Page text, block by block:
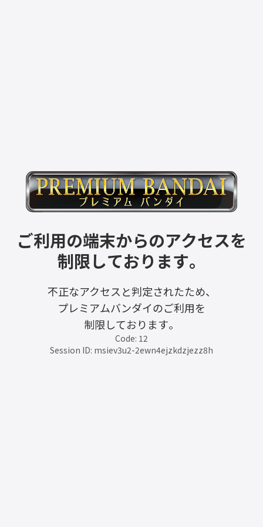
ご利用の端末からのアクセスを
制限しております。
不正なアクセスと判定されたため、
プレミアムバンダイのご利用を
制限しております。
Code: 12
Session ID: msiev3u2-2ewn4ejzkdzjezz8h